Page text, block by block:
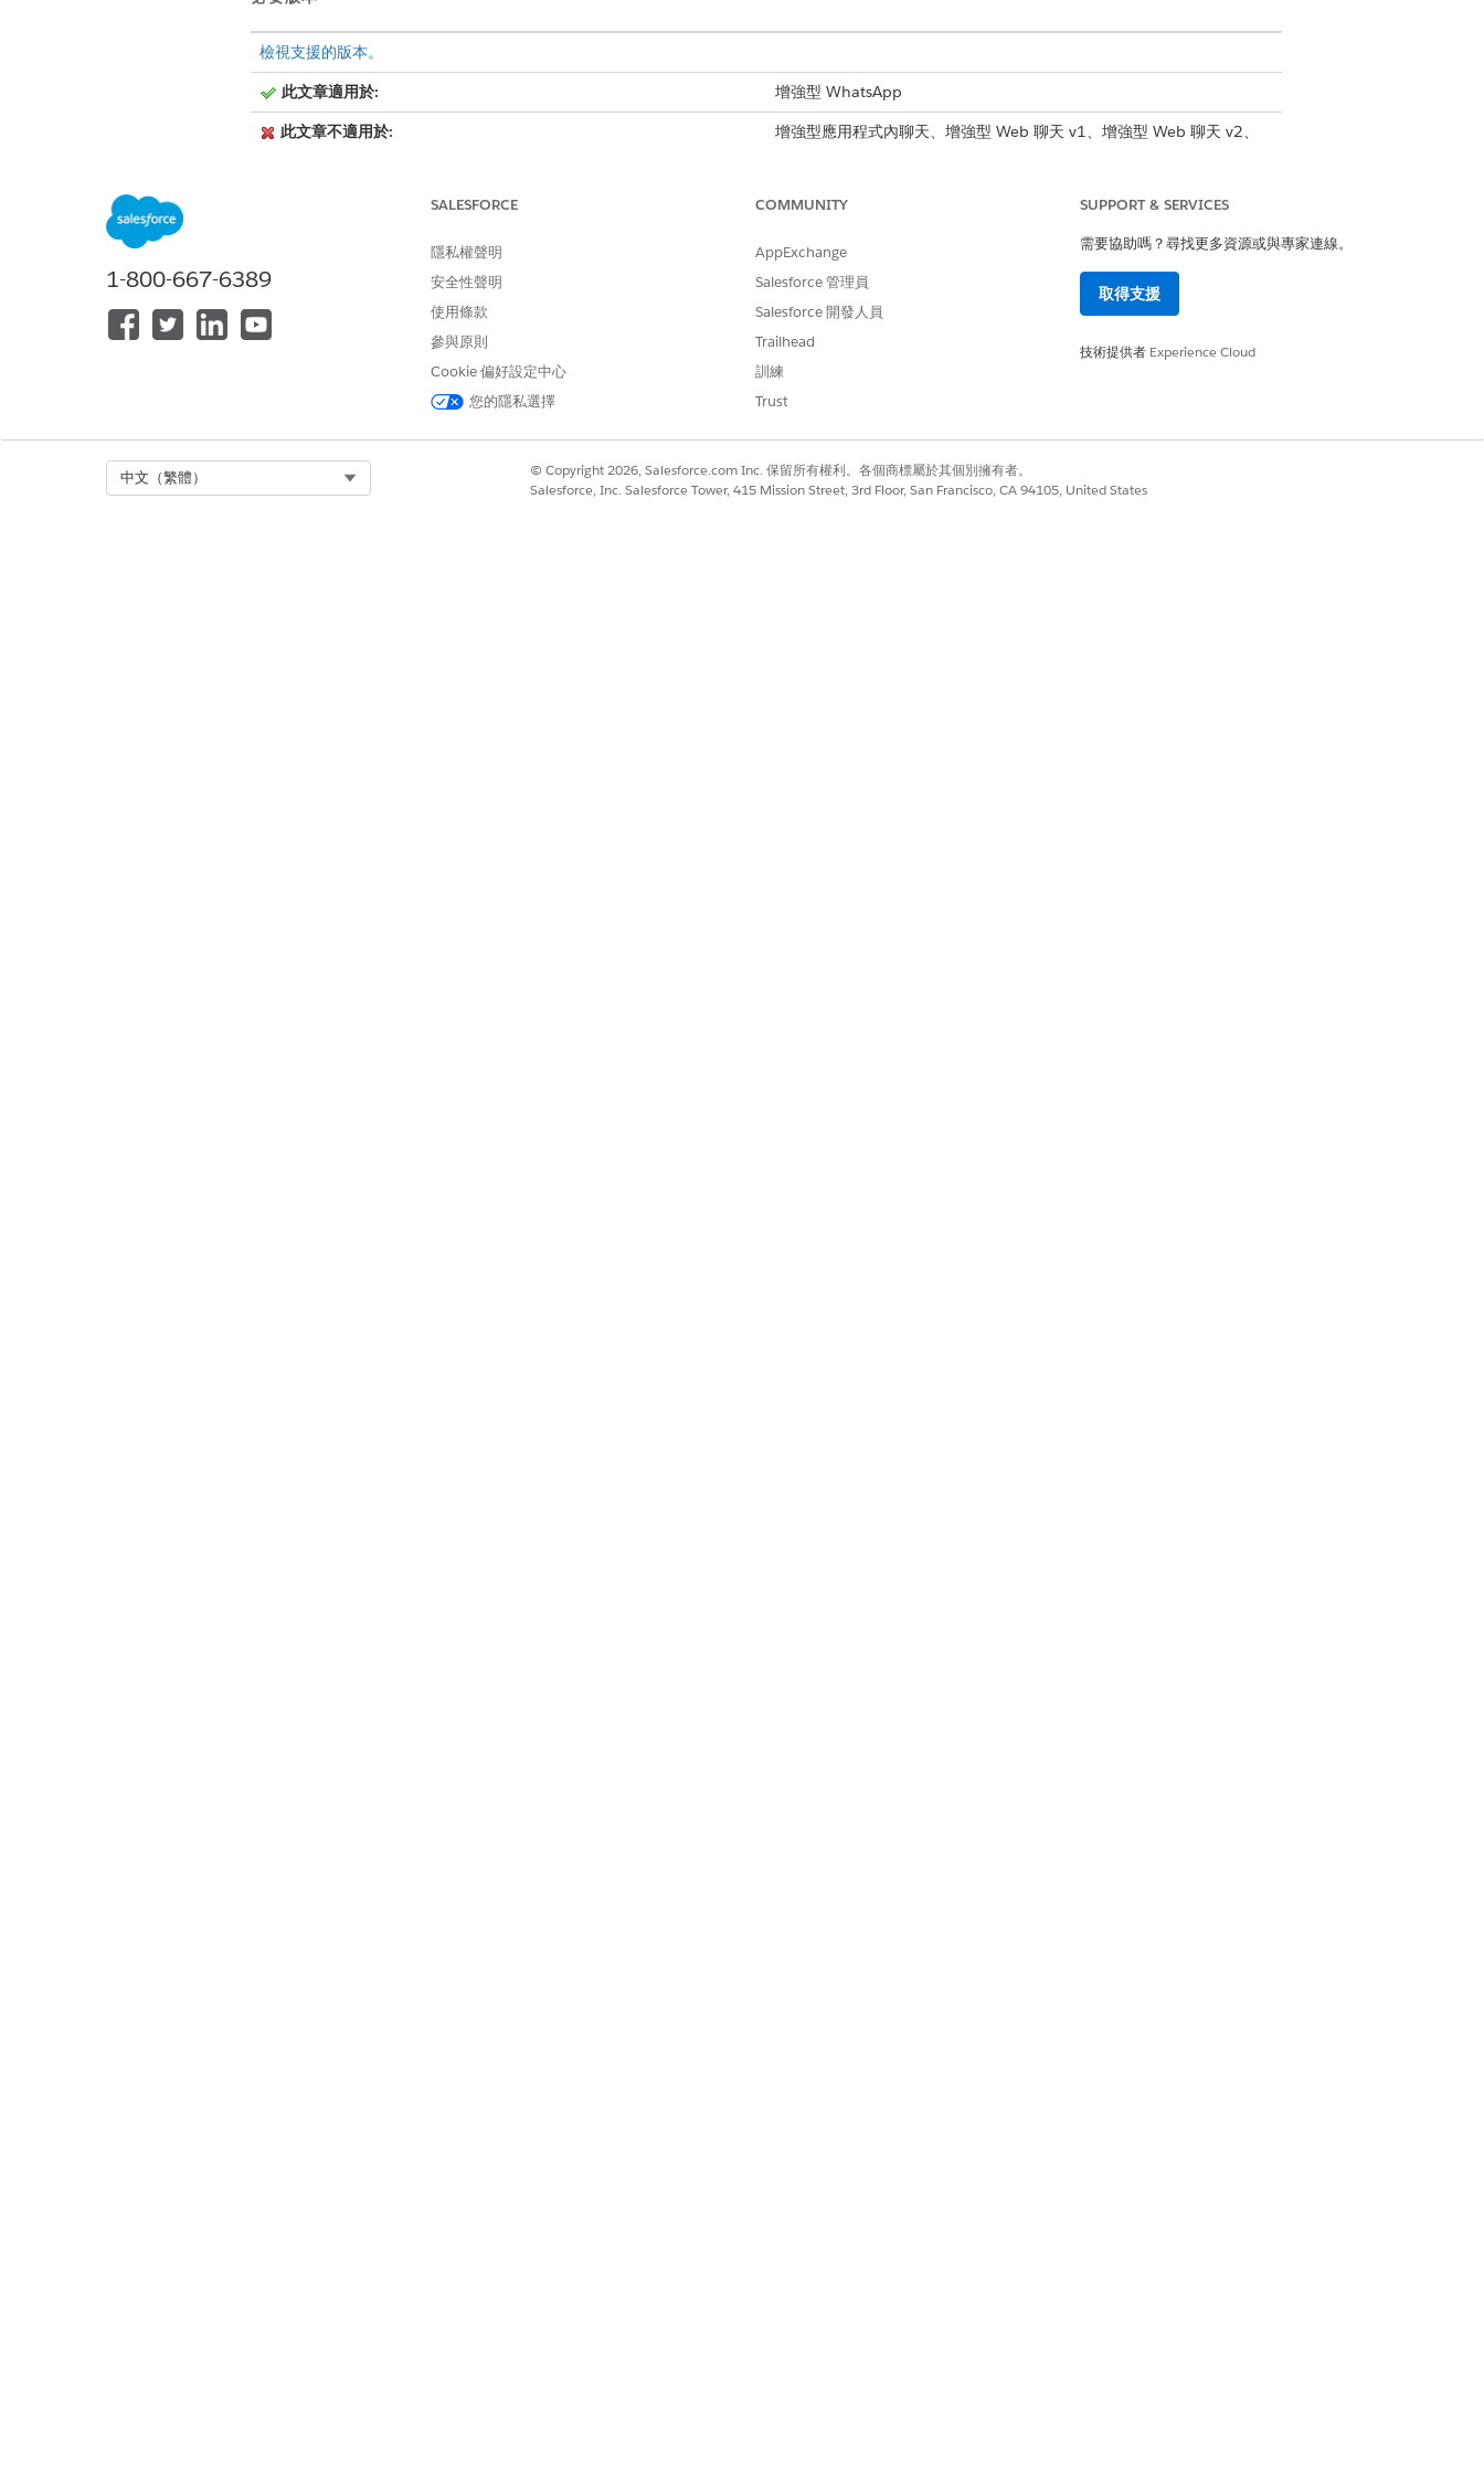
檢視支援的版本。
此文章適用於:
增強型 WhatsApp
此文章不適用於:
增強型應用程式內聊天、增強型 Web 聊天 v1、增強型 Web 聊天 v2、
對話、提升您的轉換並改善客戶體驗。
針對任何付款失敗,Salesforce 概不負責。如果付款失敗,Meta 建議您連絡付款提供者以解決問題。
備註您無法使用 WhatsApp 付款訊息作為自動觸發的輸出訊息。服務代表必須手動傳送這些訊息,因為機器人或 Agentforce 不支援此功
能。
1-800-667-6389
SALESFORCE
隱私權聲明
安全性聲明
使用條款
參與原則
Cookie 偏好設定中心
您的隱私選擇
COMMUNITY
AppExchange
Salesforce 管理員
Salesforce 開發人員
Trailhead
訓練
Trust
SUPPORT & SERVICES
需要協助嗎？尋找更多資源或與專家連線。
取得支援
技術提供者 Experience Cloud
中文（繁體）
© Copyright 2026, Salesforce.com Inc. 保留所有權利。各個商標屬於其個別擁有者。
Salesforce, Inc. Salesforce Tower, 415 Mission Street, 3rd Floor, San Francisco, CA 94105, United States